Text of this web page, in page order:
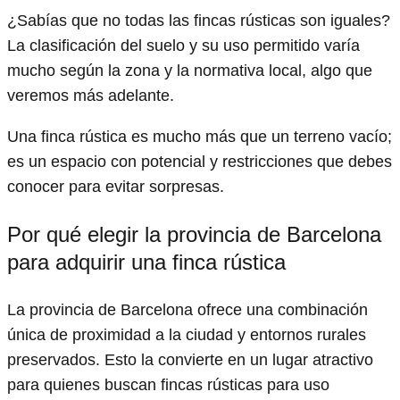
¿Sabías que no todas las fincas rústicas son iguales?
La clasificación del suelo y su uso permitido varía
mucho según la zona y la normativa local, algo que
veremos más adelante.
Una finca rústica es mucho más que un terreno vacío;
es un espacio con potencial y restricciones que debes
conocer para evitar sorpresas.
Por qué elegir la provincia de Barcelona
para adquirir una finca rústica
La provincia de Barcelona ofrece una combinación
única de proximidad a la ciudad y entornos rurales
preservados. Esto la convierte en un lugar atractivo
para quienes buscan fincas rústicas para uso